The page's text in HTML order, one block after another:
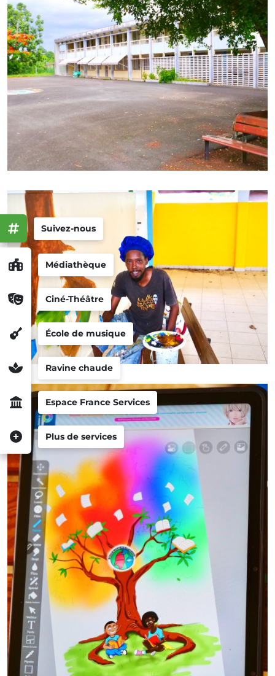
Médiathèque
Ciné-Théâtre
École de musique
Ravine chaude
Espace France Services
Plus de services
Suivez-nous